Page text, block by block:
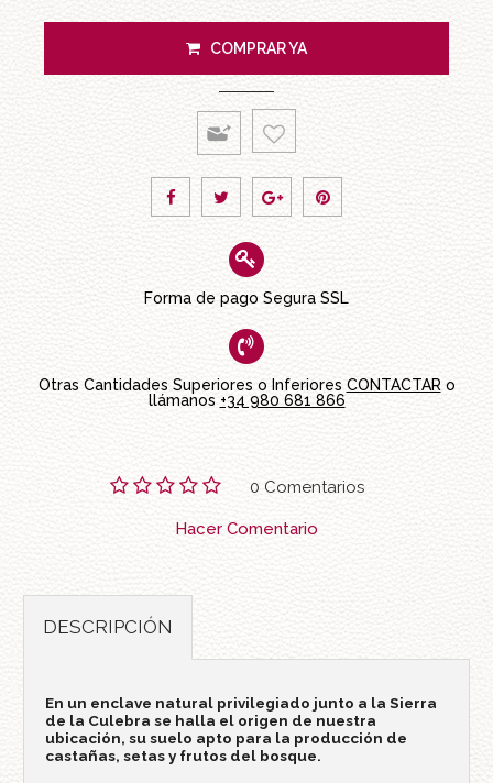
COMPRAR YA
Forma de pago Segura SSL
Otras Cantidades Superiores o Inferiores CONTACTAR o
llámanos +34 980 681 866
0 Comentarios
Hacer Comentario
DESCRIPCIÓN
En un enclave natural privilegiado junto a la Sierra
de la Culebra se halla el origen de nuestra
ubicación, su suelo apto para la producción de
castañas, setas y frutos del bosque.